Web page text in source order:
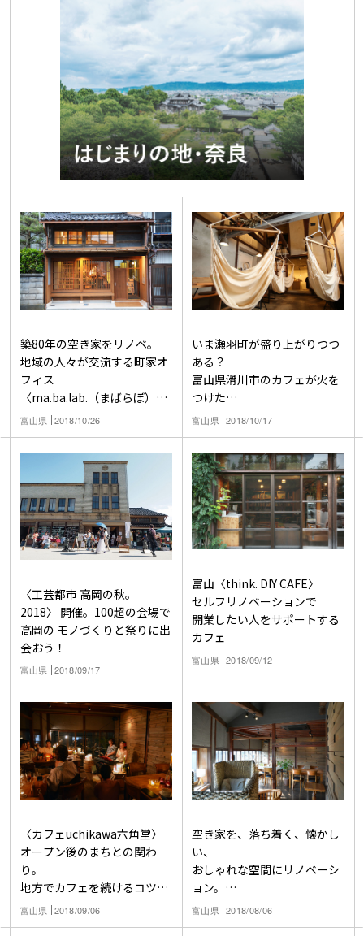
築80年の空き家をリノベ。
地域の人々が交流する町家オ
フィス
〈ma.ba.lab.（まばらぼ）〉
誕生
富山県 2018/10/26
いま瀬羽町が盛り上がりつつ
ある？
富山県滑川市のカフェが火を
つけた
小さなまちのにぎわい
富山県 2018/10/17
〈工芸都市 高岡の秋。
2018〉 開催。100超の会場で
高岡の モノづくりと祭りに出
会おう！
富山県 2018/09/17
富山〈think. DIY CAFE〉
セルフリノベーションで
開業したい人をサポートする
カフェ
富山県 2018/09/12
〈カフェuchikawa六角堂〉
オープン後のまちとの関わ
り。
地方でカフェを続けるコツと
は？
富山県 2018/09/06
空き家を、落ち着く、懐かし
い、
おしゃれな空間にリノベーシ
ョン。
富山県内川のカフェ〈六角
堂〉秘話
富山県 2018/08/06